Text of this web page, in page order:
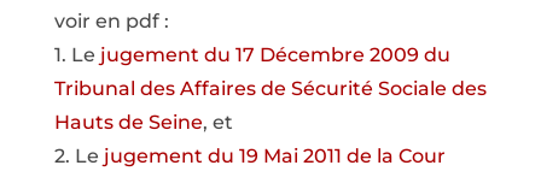
voir en pdf :
1. Le jugement du 17 Décembre 2009 du
Tribunal des Affaires de Sécurité Sociale des
Hauts de Seine, et
2. Le jugement du 19 Mai 2011 de la Cour